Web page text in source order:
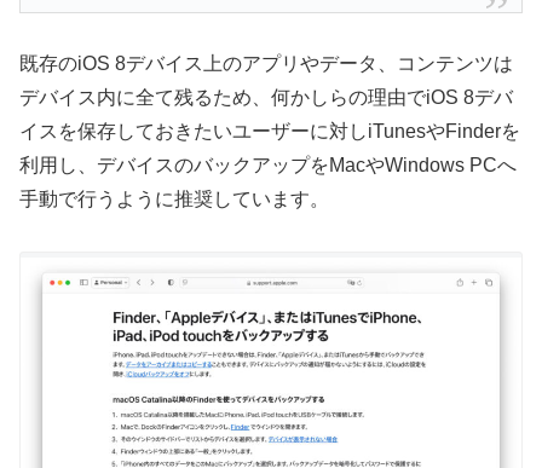
既存のiOS 8デバイス上のアプリやデータ、コンテンツは
デバイス内に全て残るため、何かしらの理由でiOS 8デバ
イスを保存しておきたいユーザーに対しiTunesやFinderを
利用し、デバイスのバックアップをMacやWindows PCへ
手動で行うように推奨しています。